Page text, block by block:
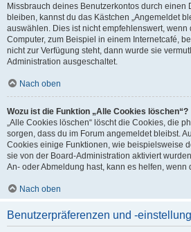
Missbrauch deines Benutzerkontos durch einen
bleiben, kannst du das Kästchen „Angemeldet
auswählen. Dies ist nicht empfehlenswert,
Computer, zum Beispiel in einem Internetcafé,
nicht zur Verfügung steht, dann wurde sie
Administration ausgeschaltet.
Nach oben
Wozu ist die Funktion „Alle Cookies löschen“?
„Alle Cookies löschen“ löscht die Cookies, die
sorgen, dass du im Forum angemeldet bleibst.
Cookies einige Funktionen, wie beispielsweise
sie von der Board-Administration aktiviert
An- oder Abmeldung hast, kann es helfen, wenn
Nach oben
Benutzerpräferenzen und -